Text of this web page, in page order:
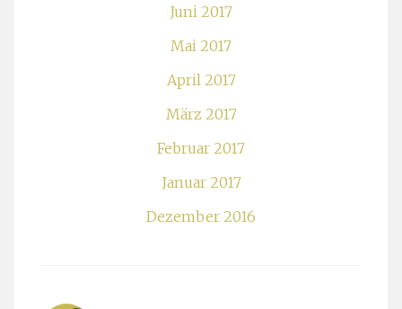
Juni 2017
Mai 2017
April 2017
März 2017
Februar 2017
Januar 2017
Dezember 2016